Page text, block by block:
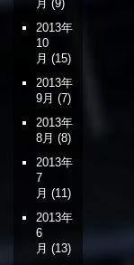
月 (9)
2013年
10
月 (15)
2013年
9月 (7)
2013年
8月 (8)
2013年
7
月 (11)
2013年
6
月 (13)